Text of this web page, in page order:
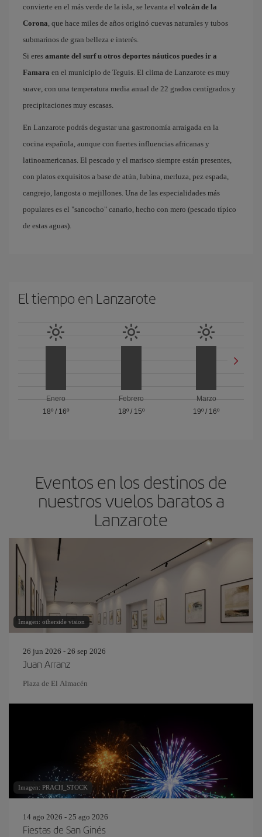
convierte en el más verde de la isla, se levanta el volcán de la
Corona, que hace miles de años originó cuevas naturales y tubos
submarinos de gran belleza e interés.
Si eres amante del surf u otros deportes náuticos puedes ir a
Famara en el municipio de Teguis. El clima de Lanzarote es muy
suave, con una temperatura media anual de 22 grados centígrados y
precipitaciones muy escasas.
En Lanzarote podrás degustar una gastronomía arraigada en la
cocina española, aunque con fuertes influencias africanas y
latinoamericanas. El pescado y el marisco siempre están presentes,
con platos exquisitos a base de atún, lubina, merluza, pez espada,
cangrejo, langosta o mejillones. Una de las especialidades más
populares es el "sancocho" canario, hecho con mero (pescado típico
de estas aguas).
El tiempo en Lanzarote
Enero
18º/ 16º
Febrero
18º/ 15º
Marzo
19º / 16º
Eventos en los destinos de
nuestros vuelos baratos a
Lanzarote
Imagen: otherside vision
26 jun 2026 - 26 sep 2026
Juan Arranz
Plaza de El Almacén
Imagen: PRACH_STOCK
14 ago 2026 - 25 ago 2026
Fiestas de San Ginés